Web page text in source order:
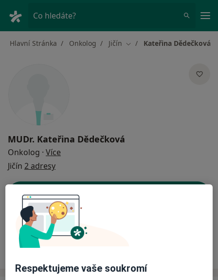
Co hledáte?
Hlavní Stránka Onkolog Jičín Změna města
Kateřina Dědečková
MUDr. Kateřina Dědečková
Onkolog · Více
Jičín 2 adresy
Respektujeme vaše soukromí